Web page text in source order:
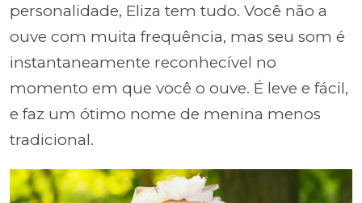
personalidade, Eliza tem tudo. Você não a
ouve com muita frequência, mas seu som é
instantaneamente reconhecível no
momento em que você o ouve. É leve e fácil,
e faz um ótimo nome de menina menos
tradicional.